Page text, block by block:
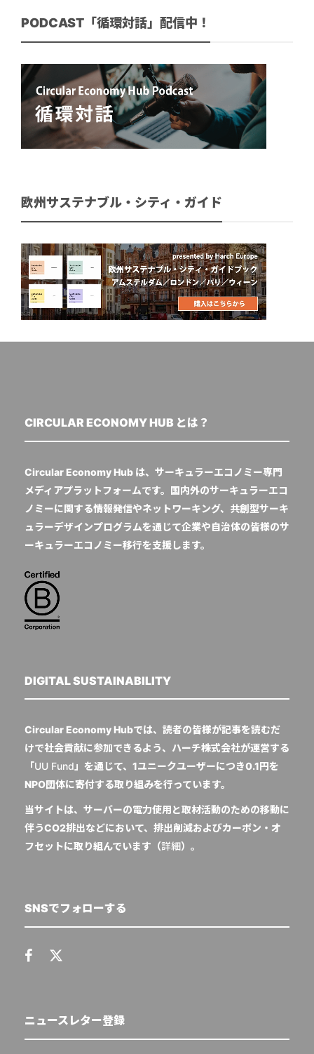
PODCAST「循環対話」配信中！
欧州サステナブル・シティ・ガイド
CIRCULAR ECONOMY HUB とは？
Circular Economy Hub は、サーキュラーエコノミー専門
メディアプラットフォームです。国内外のサーキュラーエコ
ノミーに関する情報発信やネットワーキング、共創型サーキ
ュラーデザインプログラムを通じて企業や自治体の皆様のサ
ーキュラーエコノミー移行を支援します。
DIGITAL SUSTAINABILITY
Circular Economy Hubでは、読者の皆様が記事を読むだ
けで社会貢献に参加できるよう、ハーチ株式会社が運営する
「UU Fund 」を通じて、1ユニークユーザーにつき0.1円を
NPO団体に寄付する取り組みを行っています。
当サイトは、サーバーの電力使用と取材活動のための移動に
伴うCO2排出などにおいて、排出削減およびカーボン・オ
フセットに取り組んでいます（詳細）。
SNSでフォローする
ニュースレター登録